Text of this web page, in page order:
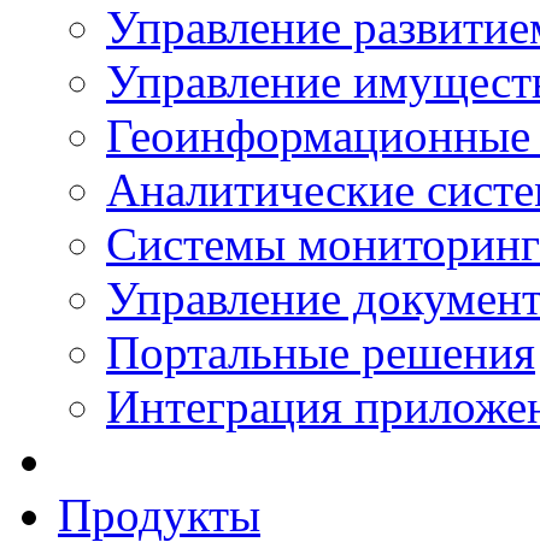
Управление
Управление
Аналитические
Системы
Управление
Портальные решения
Интеграция
Продукты